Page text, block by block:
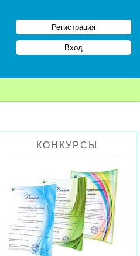
Регистрация
Вход
КОНКУРСЫ